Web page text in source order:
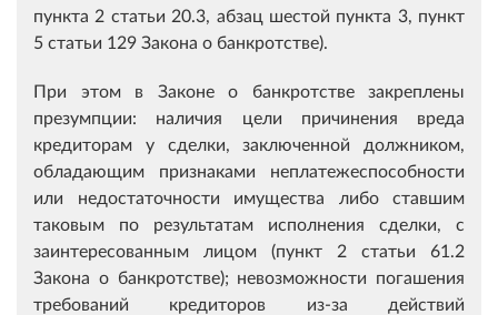
пункта 2 статьи 20.3, абзац шестой пункта 3, пункт
5 статьи 129 Закона о банкротстве).
При этом в Законе о банкротстве закреплены
презумпции: наличия цели причинения вреда
кредиторам у сделки, заключенной должником,
обладающим признаками неплатежеспособности
или недостаточности имущества либо ставшим
таковым по результатам исполнения сделки, с
заинтересованным лицом (пункт 2 статьи 61.2
Закона о банкротстве); невозможности погашения
требований кредиторов из-за действий